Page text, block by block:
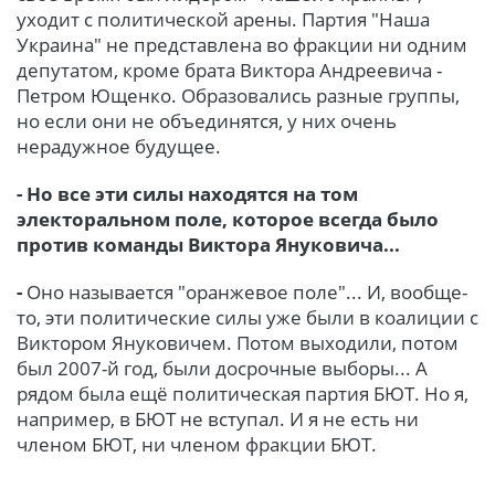
уходит с политической арены. Партия "Наша
Украина" не представлена во фракции ни одним
депутатом, кроме брата Виктора Андреевича -
Петром Ющенко. Образовались разные группы,
но если они не объединятся, у них очень
нерадужное будущее.
- Но все эти силы находятся на том
электоральном поле, которое всегда было
против команды Виктора Януковича...
- Оно называется "оранжевое поле"... И, вообще-
то, эти политические силы уже были в коалиции с
Виктором Януковичем. Потом выходили, потом
был 2007-й год, были досрочные выборы... А
рядом была ещё политическая партия БЮТ. Но я,
например, в БЮТ не вступал. И я не есть ни
членом БЮТ, ни членом фракции БЮТ.